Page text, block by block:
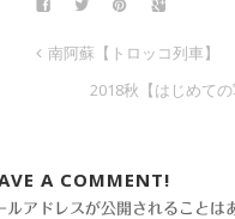
南阿蘇【トロッコ列車】
2018秋【はじめて
A COMMENT!
ルアドレスが公開されることは